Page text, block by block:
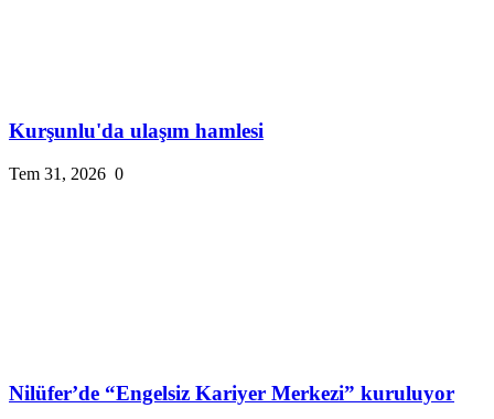
Kurşunlu'da ulaşım hamlesi
Tem 31, 2026 0
Nilüfer’de “Engelsiz Kariyer Merkezi” kuruluyor